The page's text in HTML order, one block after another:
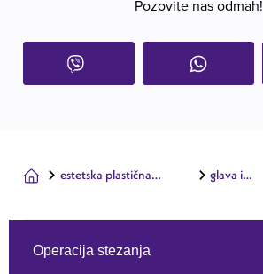
Pozovite nas odmah!
estetska plastična
glava i
Operacija stezanja